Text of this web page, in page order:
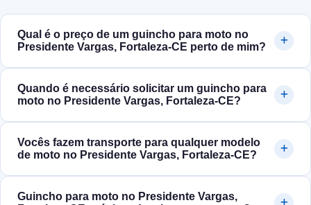
Qual é o preço de um guincho para moto no
Presidente Vargas, Fortaleza‑CE perto de mim?
Quando é necessário solicitar um guincho para
moto no Presidente Vargas, Fortaleza‑CE?
Vocês fazem transporte para qualquer modelo
de moto no Presidente Vargas, Fortaleza‑CE?
Guincho para moto no Presidente Vargas,